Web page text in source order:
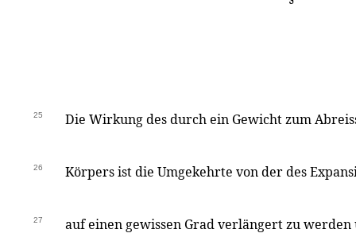
25 Die Wirkung des durch ein Gewicht zum
26 Körpers ist die Umgekehrte von der des
27 auf einen gewissen Grad verlängert zu